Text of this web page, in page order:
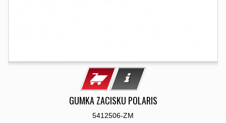
GUMKA ZACISKU POLARIS
5412506-ZM